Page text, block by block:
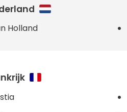
Holland